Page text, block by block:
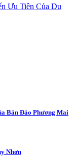
Ưu Tiên Của Du
Bán Đảo Phương Mai
Nhơn